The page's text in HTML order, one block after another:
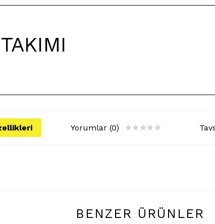
Yorumlar (0)
BENZER ÜRÜNLER